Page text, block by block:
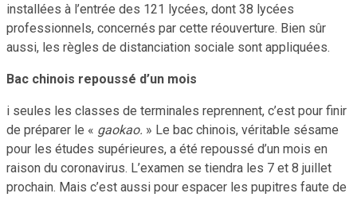
installées à l’entrée des 121 lycées, dont 38 lycées
professionnels, concernés par cette réouverture. Bien sûr
aussi, les règles de distanciation sociale sont appliquées.
Bac chinois repoussé d’un mois
i seules les classes de terminales reprennent, c’est pour finir
de préparer le « gaokao. » Le bac chinois, véritable sésame
pour les études supérieures, a été repoussé d’un mois en
raison du coronavirus. L’examen se tiendra les 7 et 8 juillet
prochain. Mais c’est aussi pour espacer les pupitres faute de